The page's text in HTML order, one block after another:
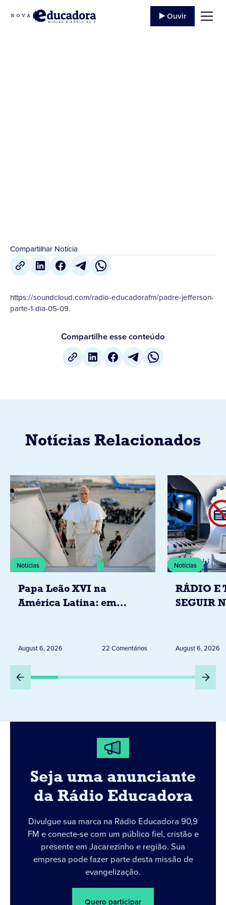
▶️ Ouvir
Compartilhar Notícia
https://soundcloud.com/radio-educadorafm/padre-jefferson-
parte-1-dia-05-09.
Compartilhe esse conteúdo
Notícias Relacionados
Notícias
Papa Leão XVI na
América Latina: em
Peru
August 6, 2026 22 Comentários
Notícias
RÁDIO E
SEGUIR
DESTA
August 6, 2026
Seja uma anunciante
da Rádio Educadora
Divulgue sua marca na Rádio Educadora 90,9
FM e conecte-se com um público fiel, cristão e
presente em Jacarezinho e região. Sua
empresa pode fazer parte desta missão de
evangelização.
Quero participar